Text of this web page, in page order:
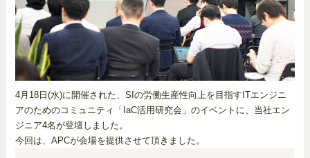
4月18日(水)に開催された、SIの労働生産性向上を目指すITエンジニ
アのためのコミュニティ「IaC活用研究会」のイベントに、当社エン
ジニア4名が登壇しました。
今回は、APCが会場を提供させて頂きました。